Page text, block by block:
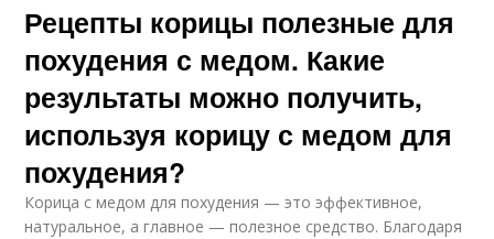
Рецепты корицы полезные для
похудения с медом. Какие
результаты можно получить,
используя корицу с медом для
похудения?
Корица с медом для похудения — это эффективное,
натуральное, а главное — полезное средство. Благодаря